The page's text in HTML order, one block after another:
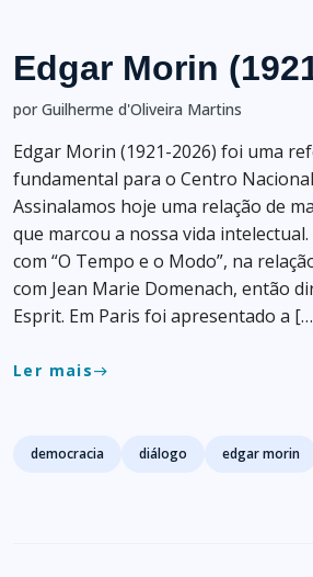
Edgar Morin
por Guilherme d'Oliveira Martins
Edgar Morin (1921-2026) foi uma
fundamental para o Centro
Assinalamos hoje uma relação de
que marcou a nossa vida
com “O Tempo e o Modo”, na
com Jean Marie Domenach, então
Esprit. Em Paris foi apresentado a
Ler maiseast
Tags
democracia diálogo edgar morin